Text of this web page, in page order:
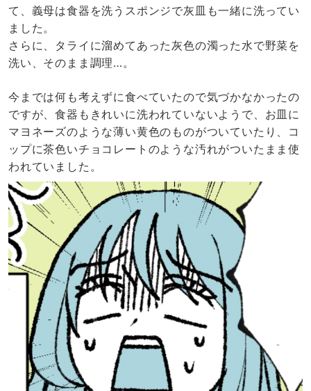
て、義母は食器を洗うスポンジで灰皿も一緒に洗ってい
ました。
さらに、タライに溜めてあった灰色の濁った水で野菜を
洗い、そのまま調理…。
今までは何も考えずに食べていたので気づかなかったの
ですが、食器もきれいに洗われていないようで、お皿に
マヨネーズのような薄い黄色のものがついていたり、コ
ップに茶色いチョコレートのような汚れがついたまま使
われていました。